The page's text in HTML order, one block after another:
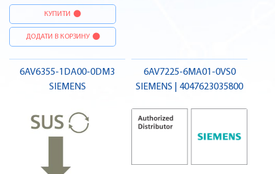
КУПИТИ
ДОДАТИ В КОРЗИНУ
6AV6355-1DA00-0DM3
SIEMENS
6AV7225-6MA01-0VS0
SIEMENS | 4047623035800